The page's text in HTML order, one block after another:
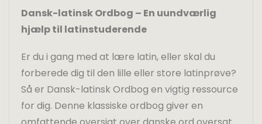
Dansk-latinsk Ordbog – En uundværlig
hjælp til latinstuderende
Er du i gang med at lære latin, eller skal du
forberede dig til den lille eller store latinprøve?
Så er Dansk-latinsk Ordbog en vigtig ressource
for dig. Denne klassiske ordbog giver en